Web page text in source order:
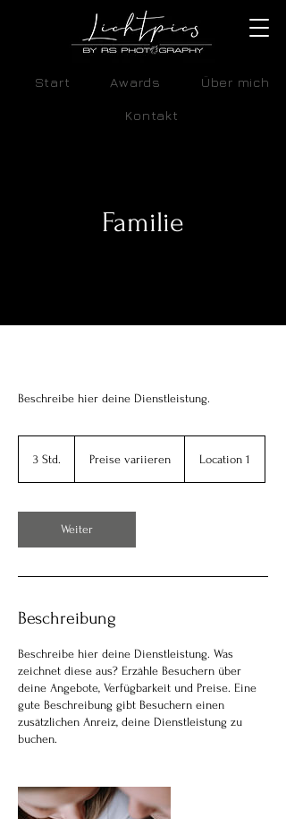
Start Awards Über mich
Kontakt
Familie
Beschreibe hier deine Dienstleistung.
3 Std.
d
.
Preise variieren Location 1
Weiter
Beschreibung
Beschreibe hier deine Dienstleistung. Was
zeichnet diese aus? Erzähle Besuchern über
deine Angebote, Verfügbarkeit und Preise. Eine
gute Beschreibung gibt Besuchern einen
zusätzlichen Anreiz, deine Dienstleistung zu
buchen.